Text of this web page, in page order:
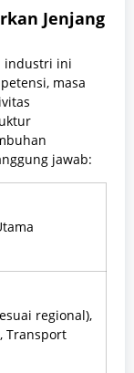
Jenjang
industri ini
masa
jawab:
regional),
Transport